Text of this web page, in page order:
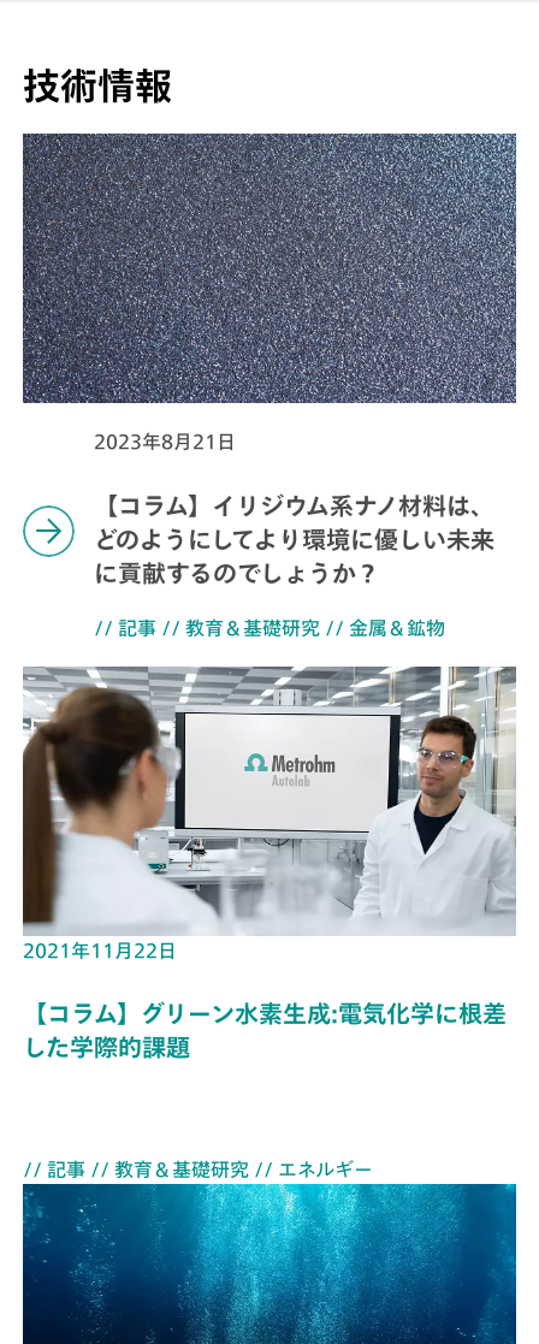
技術情報
2023年8月21日
【コラム】イリジウム系ナノ材料は、
どのようにしてより環境に優しい未来
に貢献するのでしょうか？
// 記事// 教育＆基礎研究 // 金属＆鉱物
2021年11月22日
【コラム】グリーン水素生成:電気化学に根差
した学際的課題
// 記事 // 教育＆基礎研究 // エネルギー